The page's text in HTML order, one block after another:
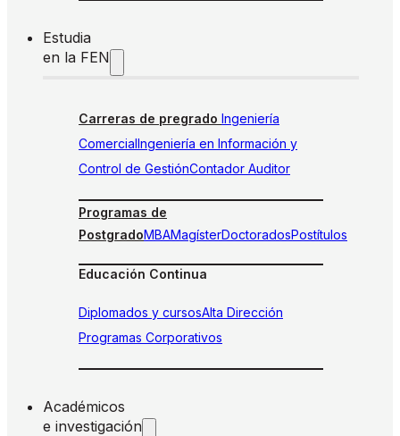
Estudia
en la FEN
Carreras de pregrado Ingeniería
ComercialIngeniería en Información y
Control de GestiónContador Auditor
Programas de
PostgradoMBAMagísterDoctoradosPostítulos
Educación Continua
Diplomados y cursosAlta Dirección
Programas Corporativos
Académicos
e investigación